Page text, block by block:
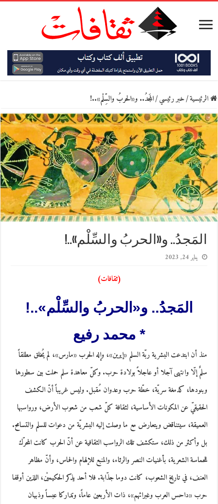
الرئيسية/خبر رئيسي/المَجدُ.. و«الحربُ والسِّلْم»..!
المَجدُ.. و«الحربُ والسِّلْم»..!
يناير 24, 2023
(ثقافات)
المَجدُ.. و«الحربُ والسِّلْم»..!
* محمد رفيع
منذ أن ابتدعت البشرية ربّة السلم «إيرين»، وإله الحرب «مارس»، لم يُخلق مطلقاً
سلمٌ إلّا وانتهى آجلا أو عاجلاً بولادة حرب. وكلّ معاهدة سلم حملت بين سطورها
وبنودها، كدمغة سريّة، خطّة حرب وعدوان مُقبل. وليس غريباً أنّ الكشف
الحقيقيّ عن المكونات الأساسية، لثقافة كلّ شعب من شعوب الأرض، ورواسبها
العميقة، سيتناقض ويتعارض مع ما وصلت إليه البشريّة من دعوات للسلم والتسامح.
بل وأكثر من ذلك، ستكشف تلك الرواسب الثقافية عن أنّ الحرب كانت المحرّك
للحماسة الشعرية، بأغنيات النصر والرثاء، والمنبع للإلهام والحماس، وأنّ مظاهر
العنف، في تاريخ الشعوب، كانت دوما جذّابة. فلا أحد يذكر الحكيميْن، اللذين أوقفا
حرب «داحس العرب وغبرائهم»، ذات الأربعين عاماً، وتداركا عبساً وذبيان